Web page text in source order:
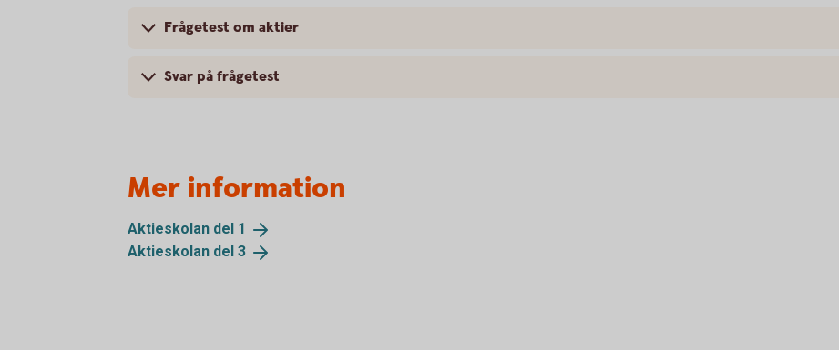
Frågetest om aktier
Svar på frågetest
Mer information
Aktieskolan del 1
Aktieskolan del 3